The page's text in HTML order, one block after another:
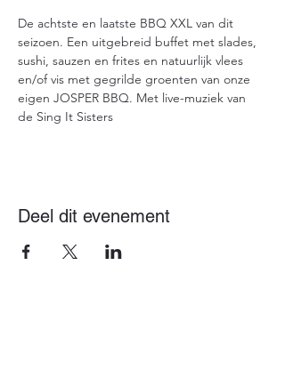
De achtste en laatste BBQ XXL van dit
seizoen. Een uitgebreid buffet met slades,
sushi, sauzen en frites en natuurlijk vlees
en/of vis met gegrilde groenten van onze
eigen JOSPER BBQ. Met live-muziek van
de Sing It Sisters
Deel dit evenement